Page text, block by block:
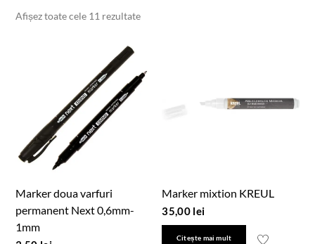
Afișez toate cele 11 rezultate
Marker doua varfuri
permanent Next 0,6mm-
1mm
Marker mixtion KREUL
35,00 lei
Citește mai mult